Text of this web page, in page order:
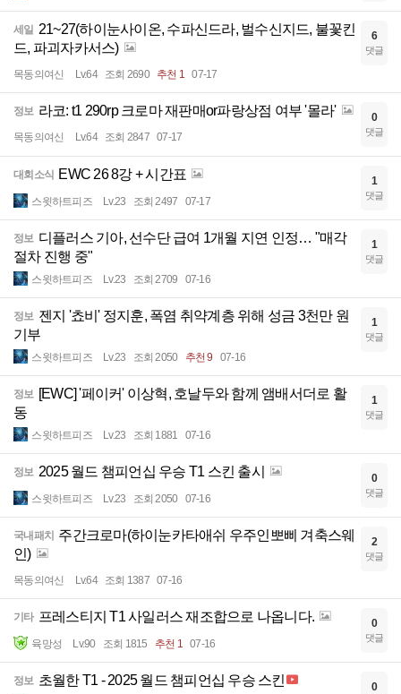
세일 21~27(하이눈사이온, 수파신드라, 벌수신지드, 불꽃킨
드, 파괴자카서스)
목동의여신 Lv.64 조회 2690 추천 1 07-17
6
댓글
정보 라코: t1 290rp 크로마 재판매or파랑상점 여부 '몰라'
목동의여신 Lv.64 조회 2847 07-17
0
댓글
대회소식 EWC 26 8강 + 시간표
스윗하트피즈 Lv.23 조회 2497 07-17
1
댓글
정보 디플러스 기아, 선수단 급여 1개월 지연 인정… "매각
절차 진행 중"
스윗하트피즈 Lv.23 조회 2709 07-16
1
댓글
정보 젠지 '쵸비' 정지훈, 폭염 취약계층 위해 성금 3천만 원
기부
스윗하트피즈 Lv.23 조회 2050 추천 9 07-16
1
댓글
정보 [EWC] '페이커' 이상혁, 호날두와 함께 앰배서더로 활
동
스윗하트피즈 Lv.23 조회 1881 07-16
1
댓글
정보 2025 월드 챔피언십 우승 T1 스킨 출시
스윗하트피즈 Lv.23 조회 2050 07-16
0
댓글
국내패치
주간크로마(하이눈카타애쉬 우주인뽀삐 겨축스웨
인)
목동의여신 Lv.64 조회 1387 07-16
2
댓글
기타 프레스티지 T1 사일러스 재조합으로 나옵니다.
육망성 Lv.90 조회 1815 추천 1 07-16
0
댓글
정보 초월한 T1 - 2025 월드 챔피언십 우승 스킨 0